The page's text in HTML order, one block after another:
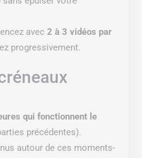
avec2 à 3 vidéos par
progressivement.
qui fonctionnent le
précédentes).
autour de ces moments-